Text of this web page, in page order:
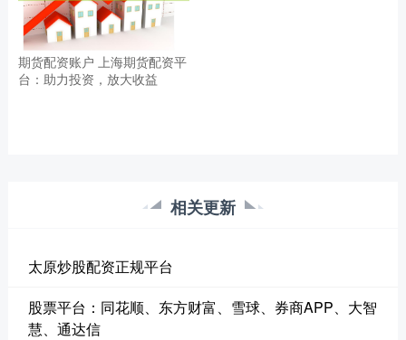
期货配资账户 上海期货配资平
台：助力投资，放大收益
相关更新
太原炒股配资正规平台
股票平台：同花顺、东方财富、雪球、券商APP、大智
慧、通达信